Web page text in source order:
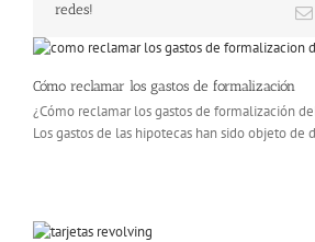
redes!
Cómo reclamar los gastos de formalización
¿Cómo reclamar los gastos de formalización
Los gastos de las hipotecas han sido objeto de